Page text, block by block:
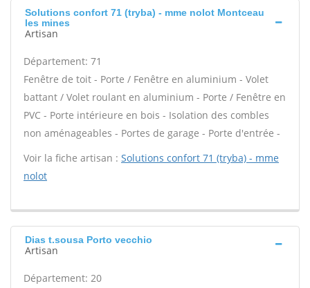
Solutions confort 71 (tryba) - mme nolot Montceau
les mines
Artisan
Département: 71
Fenêtre de toit - Porte / Fenêtre en aluminium - Volet
battant / Volet roulant en aluminium - Porte / Fenêtre en
PVC - Porte intérieure en bois - Isolation des combles
non aménageables - Portes de garage - Porte d'entrée -
Voir la fiche artisan : Solutions confort 71 (tryba) - mme
nolot
Dias t.sousa Porto vecchio
Artisan
Département: 20